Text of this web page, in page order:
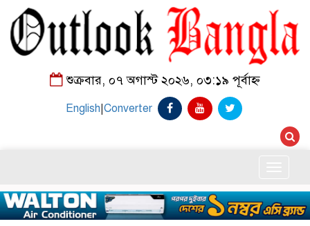
শুক্রবার, ০৭ অগাস্ট ২০২৬, ০৩:১৯ পূর্বাহ্ন
English|Converter